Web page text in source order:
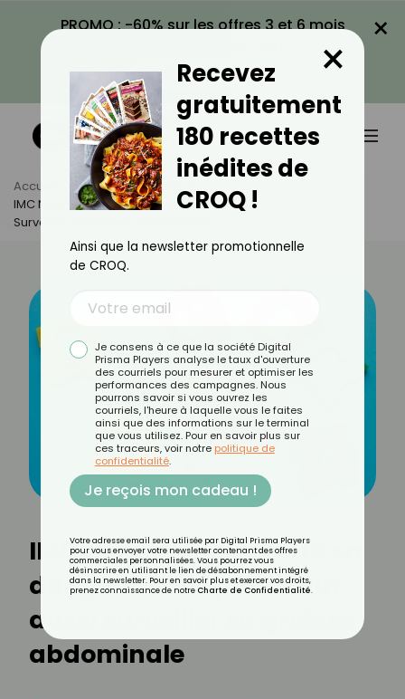
PROMO : -60% sur les offres 3 et 6 mois
VOIR LA PROMO
×
Accueil Actus
Minceur
IMC Normal Mais Santé En Danger ? Pourquoi Il Faut Aussi
Surveiller Sa Graisse Abdominale
IMC normal mais santé en
danger ? Pourquoi il faut
aussi surveiller sa graisse
abdominale
Recevez
gratuitement
180 recettes
inédites de
CROQ !
×
Ainsi que la newsletter promotionnelle
de CROQ.
Je consens à ce que la société Digital
Prisma Players analyse le taux d'ouverture
des courriels pour mesurer et optimiser les
performances des campagnes. Nous
pourrons savoir si vous ouvrez les
courriels, l'heure à laquelle vous le faites
ainsi que des informations sur le terminal
que vous utilisez. Pour en savoir plus sur
ces traceurs, voir notre politique de
confidentialité.
Je reçois mon cadeau !
Votre adresse email sera utilisée par Digital Prisma Players
pour vous envoyer votre newsletter contenant des offres
commerciales personnalisées. Vous pourrez vous
désinscrire en utilisant le lien de désabonnement intégré
dans la newsletter. Pour en savoir plus et exercer vos droits,
prenez connaissance de notre Charte de Confidentialité.